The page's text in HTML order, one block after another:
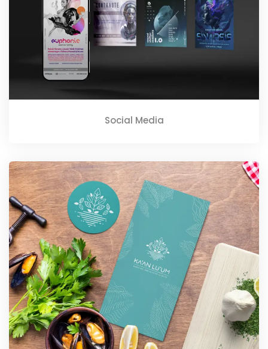
Social Media